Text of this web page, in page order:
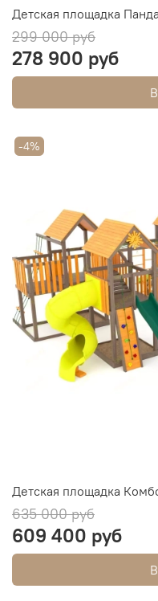
Детская площадка
299 000 руб
278 900 руб
-4%
Детская площадка
635 000 руб
609 400 руб